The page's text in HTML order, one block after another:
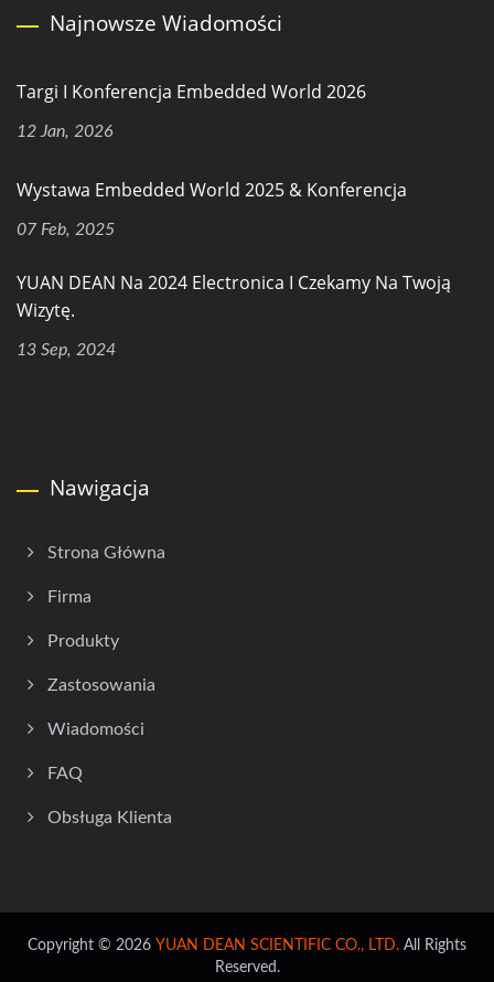
Najnowsze Wiadomości
Targi I Konferencja Embedded World 2026
12 Jan, 2026
Wystawa Embedded World 2025 & Konferencja
07 Feb, 2025
YUAN DEAN Na 2024 Electronica I Czekamy Na Twoją
Wizytę.
13 Sep, 2024
Nawigacja
Strona Główna
Firma
Produkty
Zastosowania
Wiadomości
FAQ
Obsługa Klienta
Copyright © 2026 YUAN DEAN SCIENTIFIC CO., LTD. All Rights
Reserved.